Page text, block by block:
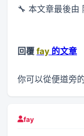
🔧 本文章最後由
回覆 fay 的文章
你可以從便道旁
fay